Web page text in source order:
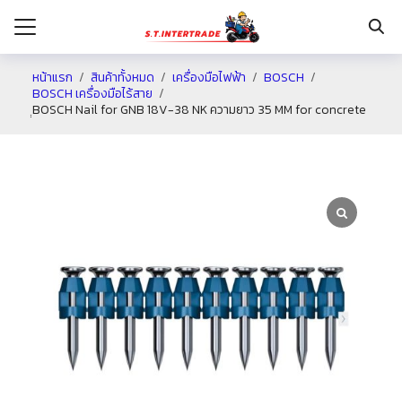
หน้าแรก สินค้าทั้งหมด เครื่องมือไฟฟ้า
BOSCH
BOSCH เครื่องมือไร้สาย
ฺฺBOSCH Nail for GNB 18V-38 NK ความยาว 35 MM for concrete